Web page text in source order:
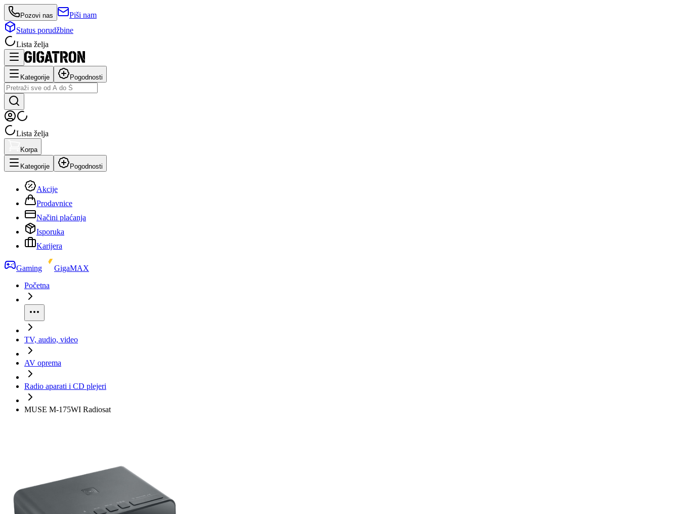
Pozovi nas
Piši nam
Status porudžbine
Lista želja
Kategorije Pogodnosti
Lista želja
Korpa
Kategorije Pogodnosti
Akcije
Prodavnice
Načini plaćanja
Isporuka
Karijera
Gaming
GigaMAX
Početna
TV, audio, video
AV oprema
Radio aparati i CD plejeri
MUSE M-175WI Radiosat